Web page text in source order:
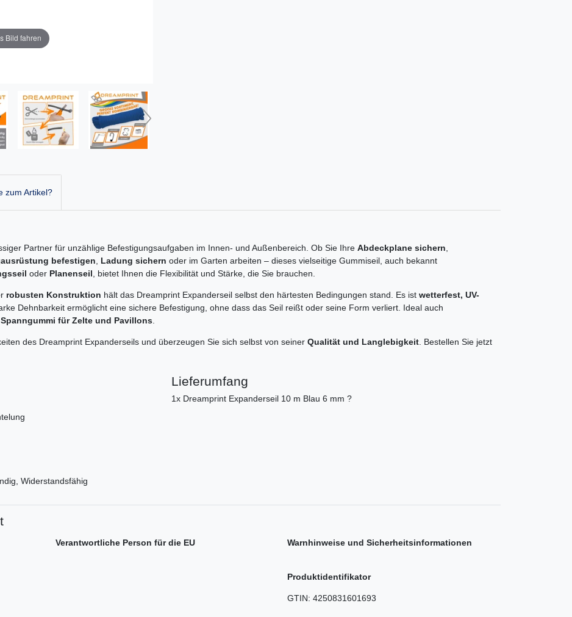
Bild fahren
zum Artikel?
Partner für unzählige Befestigungsaufgaben im Innen- und Außenbereich. Ob Sie Ihre Abdeckplane sichern
befestigen Ladung sichern oder im Garten arbeiten – dieses vielseitige Gummiseil, auch bekannt
oder Planenseil , bietet Ihnen die Flexibilität und Stärke, die Sie brauchen.
robusten Konstruktion hält das Dreamprint Expanderseil selbst den härtesten Bedingungen stand. Es ist wetterfest, UV-
Dehnbarkeit ermöglicht eine sichere Befestigung, ohne dass das Seil reißt oder seine Form verliert. Ideal auch
für Zelte und Pavillons
des Dreamprint Expanderseils und überzeugen Sie sich selbst von seiner Qualität und Langlebigkeit . Bestellen Sie jetzt
Widerstandsfähig
Lieferumfang
1x Dreamprint Expanderseil 10 m Blau 6 mm ?
Verantwortliche Person für die EU Warnhinweise und Sicherheitsinformationen
Produktidentifikator
GTIN: 4250831601693